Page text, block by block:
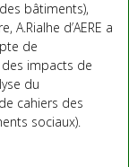
bâtiments),
d’AERE a
de
impacts de
du
cahiers des
sociaux).